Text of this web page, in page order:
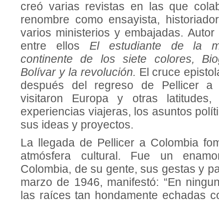
creó varias revistas en las que
renombre como ensayista,
varios ministerios y embajadas.
entre ellos El estudiante de la
continente de los siete colores,
Bolívar y la revolución. El cruce
después del regreso de Pellicer a
visitaron Europa y otras latitudes,
experiencias viajeras, los asuntos
sus ideas y proyectos.
La llegada de Pellicer a Colombia
atmósfera cultural. Fue un
Colombia, de su gente, sus gestas y
marzo de 1946, manifestó: “En
las raíces tan hondamente echadas